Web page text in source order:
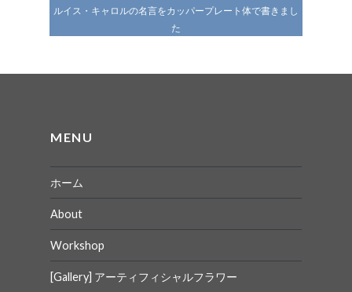
ルイス・キャロルの名言をカッパープレート体で書きまし
た
MENU
ホーム
About
Workshop
[Gallery] アーティフィシャルフラワー